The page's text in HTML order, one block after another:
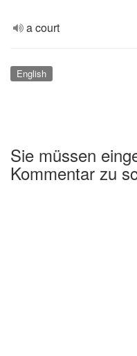
a court
English
Sie müssen
Kommentar zu